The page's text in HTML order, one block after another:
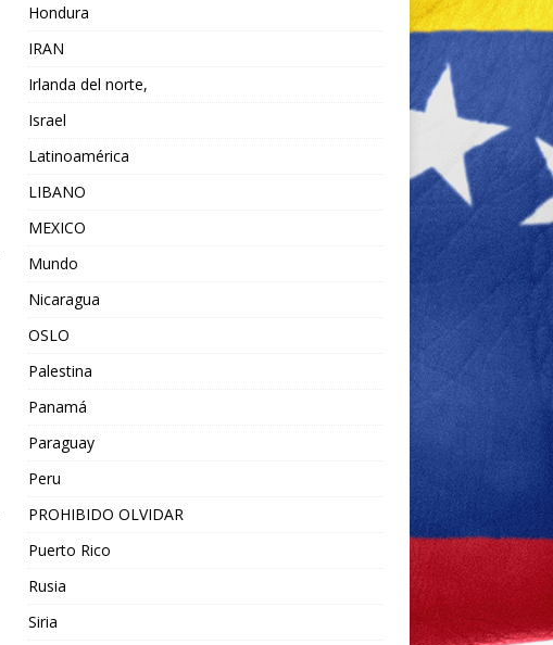
Hondura
IRAN
Irlanda del norte,
Israel
Latinoamérica
LIBANO
MEXICO
Mundo
Nicaragua
OSLO
Palestina
Panamá
Paraguay
Peru
PROHIBIDO OLVIDAR
Puerto Rico
Rusia
Siria